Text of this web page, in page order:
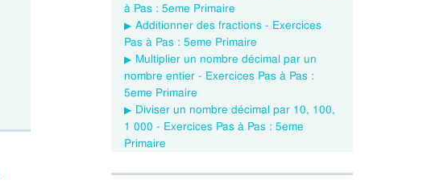
à Pas : 5eme Primaire
Additionner des fractions - Exercices
Pas à Pas : 5eme Primaire
Multiplier un nombre décimal par un
nombre entier - Exercices Pas à Pas :
5eme Primaire
Diviser un nombre décimal par 10, 100,
1 000 - Exercices Pas à Pas : 5eme
Primaire